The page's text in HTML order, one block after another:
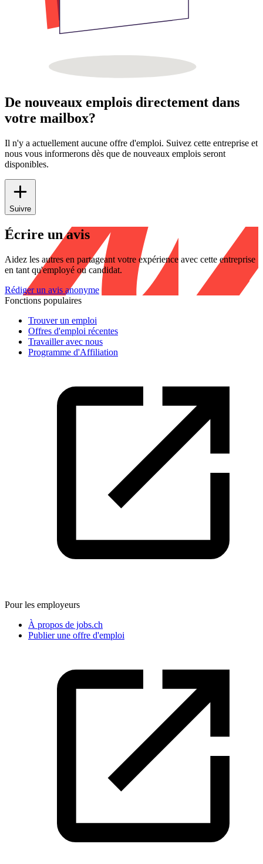
De nouveaux emplois directement dans
votre mailbox?
Il n'y a actuellement aucune offre d'emploi. Suivez cette entreprise et
nous vous informerons dès que de nouveaux emplois seront
disponibles.
Suivre
Écrire un avis
Aidez les autres en partageant votre expérience avec cette entreprise
en tant qu'employé ou candidat.
Rédiger un avis anonyme
Fonctions populaires
Trouver un emploi
Offres d'emploi récentes
Travailler avec nous
Programme d'Affiliation
Pour les employeurs
À propos de jobs.ch
Publier une offre d'emploi